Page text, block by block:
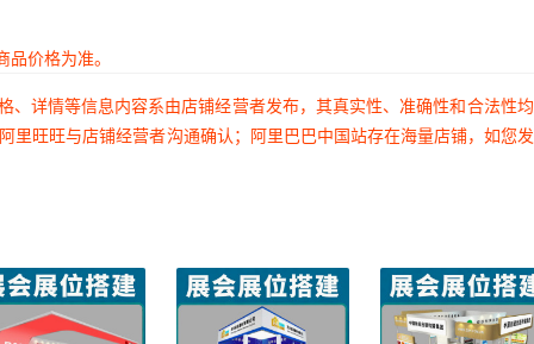
价格为准。
详情等信息内容系由店铺经营者发布，其真实性、准确性和合法性
旺旺与店铺经营者沟通确认；阿里巴巴中国站存在海量店铺，如您